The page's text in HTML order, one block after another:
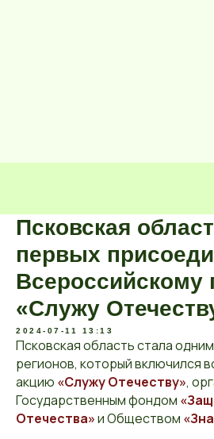
Псковская
первых
Всероссийскому
«Служу
2024-07-11 13:13
Псковская область стала
регионов, который включился
акцию «Служу Отечеству»,
Государственным фондом
Отечества»и Обществом